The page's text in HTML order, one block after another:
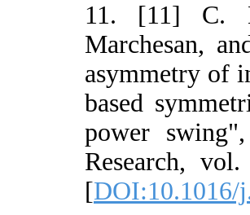
11. [11] C.
Marchesan,
asymmetry of
based
power
Research,
[DOI:10.1016/